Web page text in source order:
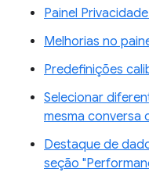
Painel
Melhorias no
Predefinições
Selecionar
mesma conversa
Destaque de
seção